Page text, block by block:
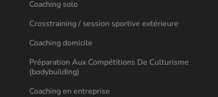
Coaching solo
Crosstraining / session sportive extérieure
Coaching domicile
Préparation Aux Compétitions De Culturisme
(bodybuilding)
Coaching en entreprise